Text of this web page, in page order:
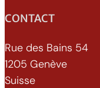
CONTACT
Rue des Bains 54
1205 Genève
Suisse